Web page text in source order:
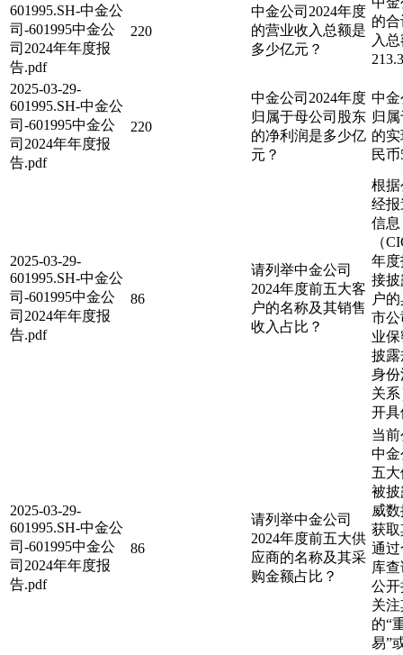
601995.SH-中金公
司-601995中金公
司2024年年度报
告.pdf
220
中金公司2024年度
的营业收入总额是
多少亿元？
的
入
2025-03-29-
601995.SH-中金公
司-601995中金公
司2024年年度报
告.pdf
220
中金公司2024年度
归属于母公司股东
的净利润是多少亿
元？
中金
归
的
民
2025-03-29-
601995.SH-中金公
司-601995中金公
司2024年年度报
告.pdf
86
请列举中金公司
2024年度前五大客
户的名称及其销售
收入占比？
根
经
信
（
年
接
户
市
业
披
身
关
开
2025-03-29-
601995.SH-中金公
司-601995中金公
司2024年年度报
告.pdf
86
请列举中金公司
2024年度前五大供
应商的名称及其采
购金额占比？
当
中金
五
被
威
获
通
库
公
关
的“
易”